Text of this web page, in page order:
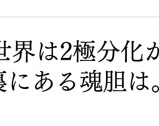
界は2極分化
ある魂胆は